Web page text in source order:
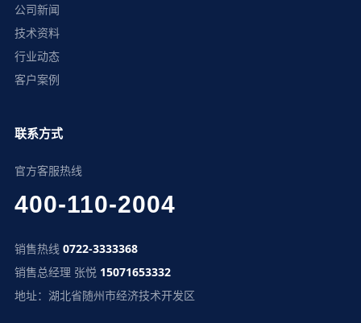
公司新闻
技术资料
行业动态
客户案例
联系方式
官方客服热线
400-110-2004
销售热线 0722-3333368
销售总经理 张悦 15071653332
地址：湖北省随州市经济技术开发区